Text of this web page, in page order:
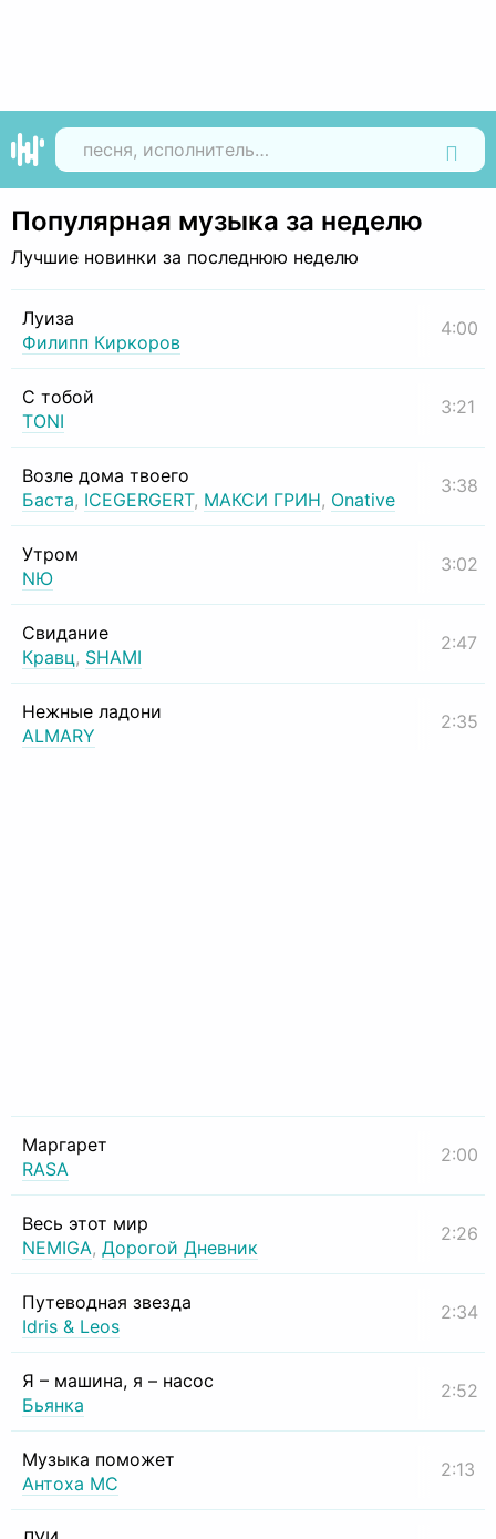
Популярная музыка за неделю
Лучшие новинки за последнюю неделю
Луиза
Филипп Киркоров
4:00
С тобой
TONI
3:21
Возле дома твоего
Баста, ICEGERGERT, МАКСИ ГРИН, Onative
3:38
Утром
NЮ
3:02
Свидание
Кравц, SHAMI
2:47
Нежные ладони
ALMARY
2:35
Маргарет
RASA
2:00
Весь этот мир
NEMIGA, Дорогой Дневник
2:26
Путеводная звезда
Idris & Leos
2:34
Я – машина, я – насос
Бьянка
2:52
Музыка поможет
Антоха МС
2:13